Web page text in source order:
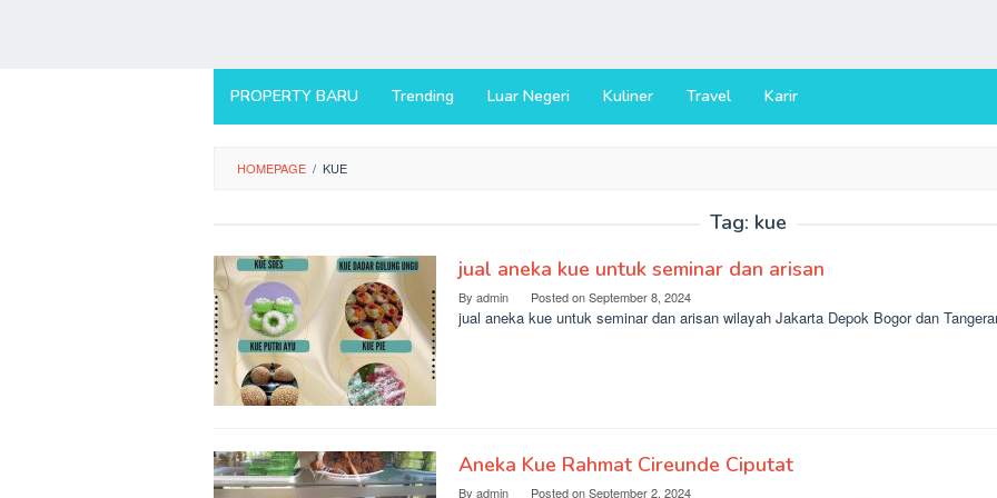
PROPERTY BARU Trending Luar Negeri Kuliner Travel Karir
HOMEPAGE / KUE
Tag: kue
jual aneka kue untuk seminar dan arisan
By admin Posted onSeptember 8, 2024
jual aneka kue untuk seminar dan arisan wilayah Jakarta Depok Bogor dan
Aneka Kue Rahmat Cireunde Ciputat
By admin Posted onSeptember 2, 2024